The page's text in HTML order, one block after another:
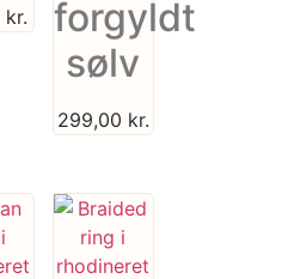
kr.
forgyldt
sølv
299,00 kr.